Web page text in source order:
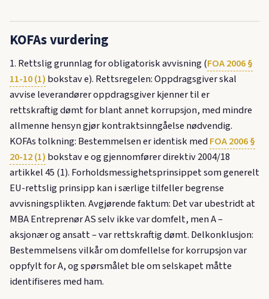
KOFAs vurdering
1. Rettslig grunnlag for obligatorisk avvisning (FOA 2006 §
11-10 (1) bokstav e). Rettsregelen: Oppdragsgiver skal
avvise leverandører oppdragsgiver kjenner til er
rettskraftig dømt for blant annet korrupsjon, med mindre
allmenne hensyn gjør kontraktsinngåelse nødvendig.
KOFAs tolkning: Bestemmelsen er identisk medFOA 2006 §
20-12 (1) bokstav e og gjennomfører direktiv 2004/18
artikkel 45 (1). Forholdsmessighetsprinsippet som generelt
EU-rettslig prinsipp kan i særlige tilfeller begrense
avvisningsplikten. Avgjørende faktum: Det var ubestridt at
MBA Entreprenør AS selv ikke var domfelt, men A –
aksjonær og ansatt – var rettskraftig dømt. Delkonklusjon:
Bestemmelsens vilkår om domfellelse for korrupsjon var
oppfylt for A, og spørsmålet ble om selskapet måtte
identifiseres med ham.